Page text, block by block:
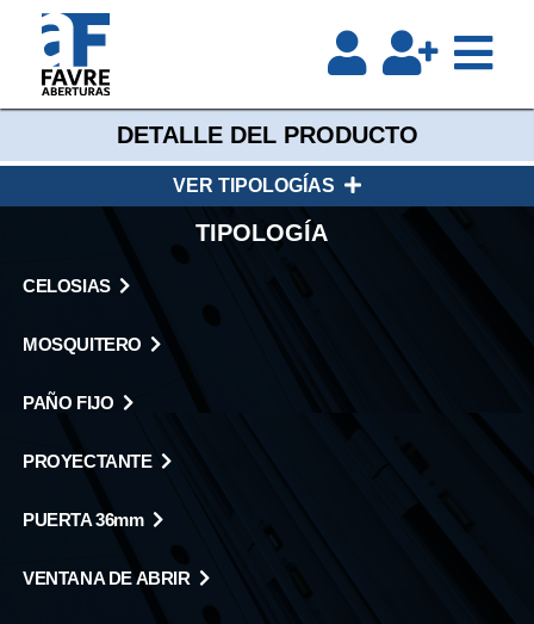
DETALLE DEL PRODUCTO
VER TIPOLOGÍAS
TIPOLOGÍA
CELOSIAS
MOSQUITERO
PAÑO FIJO
PROYECTANTE
PUERTA 36mm
VENTANA DE ABRIR